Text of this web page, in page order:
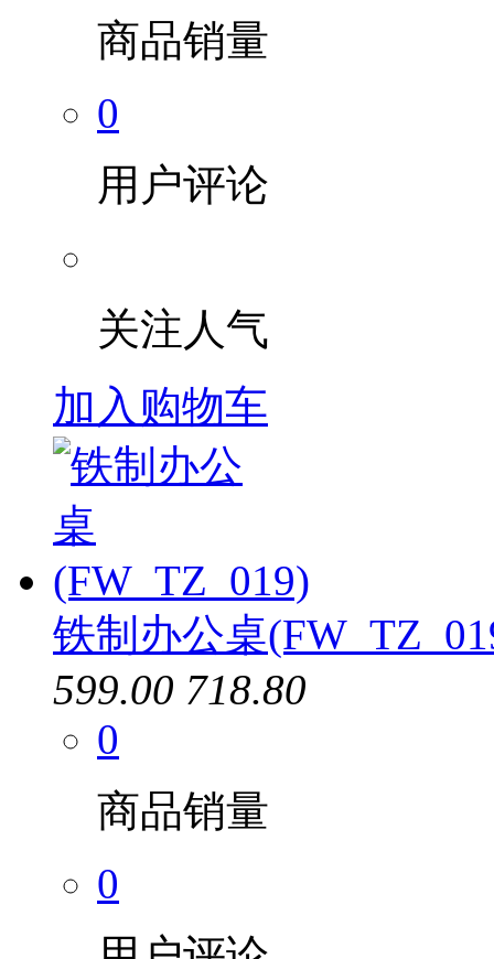
商品销量
0
用户评论
关注人气
加入购物车
铁制办公桌
599.00 718.80
0
商品销量
0